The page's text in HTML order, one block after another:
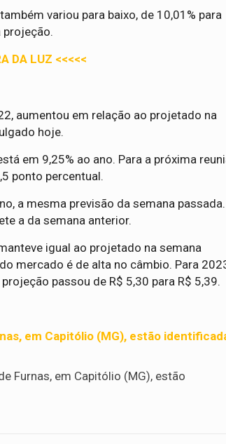
variou para baixo, de 10,01% para
projeção.
DA LUZ <<<<<
aumentou em relação ao projetado na
hoje.
em 9,25% ao ano. Para a próxima
ponto percentual.
a mesma previsão da semana passada.
a da semana anterior.
igual ao projetado na semana
mercado é de alta no câmbio. Para
passou de R$ 5,30 para R$ 5,39.
em Capitólio (MG), estão
Furnas, em Capitólio (MG), estão